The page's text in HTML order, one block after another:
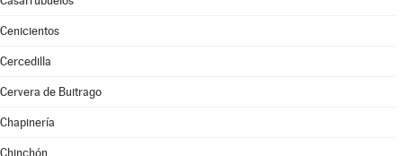
Cenicientos
Cercedilla
Cervera de Buitrago
Chapinería
Chinchón